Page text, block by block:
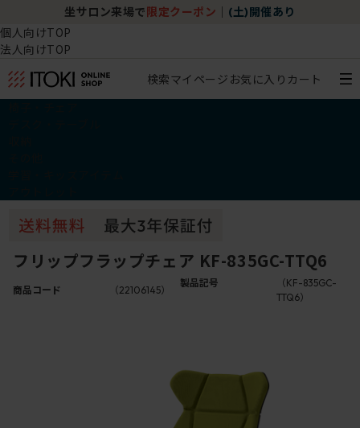
坐サロン来場で 限定クーポン (土)開催あり
個人向けTOP
法人向けTOP
検索マイページ お気に入り カート
フリップフラップチェア KF-835GC-TTQ6
商品コード （22106145）
製品記号
（KF-835GC-
TTQ6）